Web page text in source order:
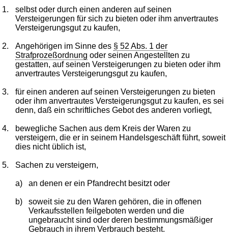
1.
selbst oder durch einen anderen auf seinen
Versteigerungen für sich zu bieten oder ihm anvertrautes
Versteigerungsgut zu kaufen,
2. Angehörigen im Sinne des § 52 Abs. 1 der
Strafprozeßordnung oder seinen Angestellten zu
gestatten, auf seinen Versteigerungen zu bieten oder ihm
anvertrautes Versteigerungsgut zu kaufen,
3.
für einen anderen auf seinen Versteigerungen zu bieten
oder ihm anvertrautes Versteigerungsgut zu kaufen, es sei
denn, daß ein schriftliches Gebot des anderen vorliegt,
4.
bewegliche Sachen aus dem Kreis der Waren zu
versteigern, die er in seinem Handelsgeschäft führt, soweit
dies nicht üblich ist,
5. Sachen zu versteigern,
a) an denen er ein Pfandrecht besitzt oder
b)
soweit sie zu den Waren gehören, die in offenen
Verkaufsstellen feilgeboten werden und die
ungebraucht sind oder deren bestimmungsmäßiger
Gebrauch in ihrem Verbrauch besteht.